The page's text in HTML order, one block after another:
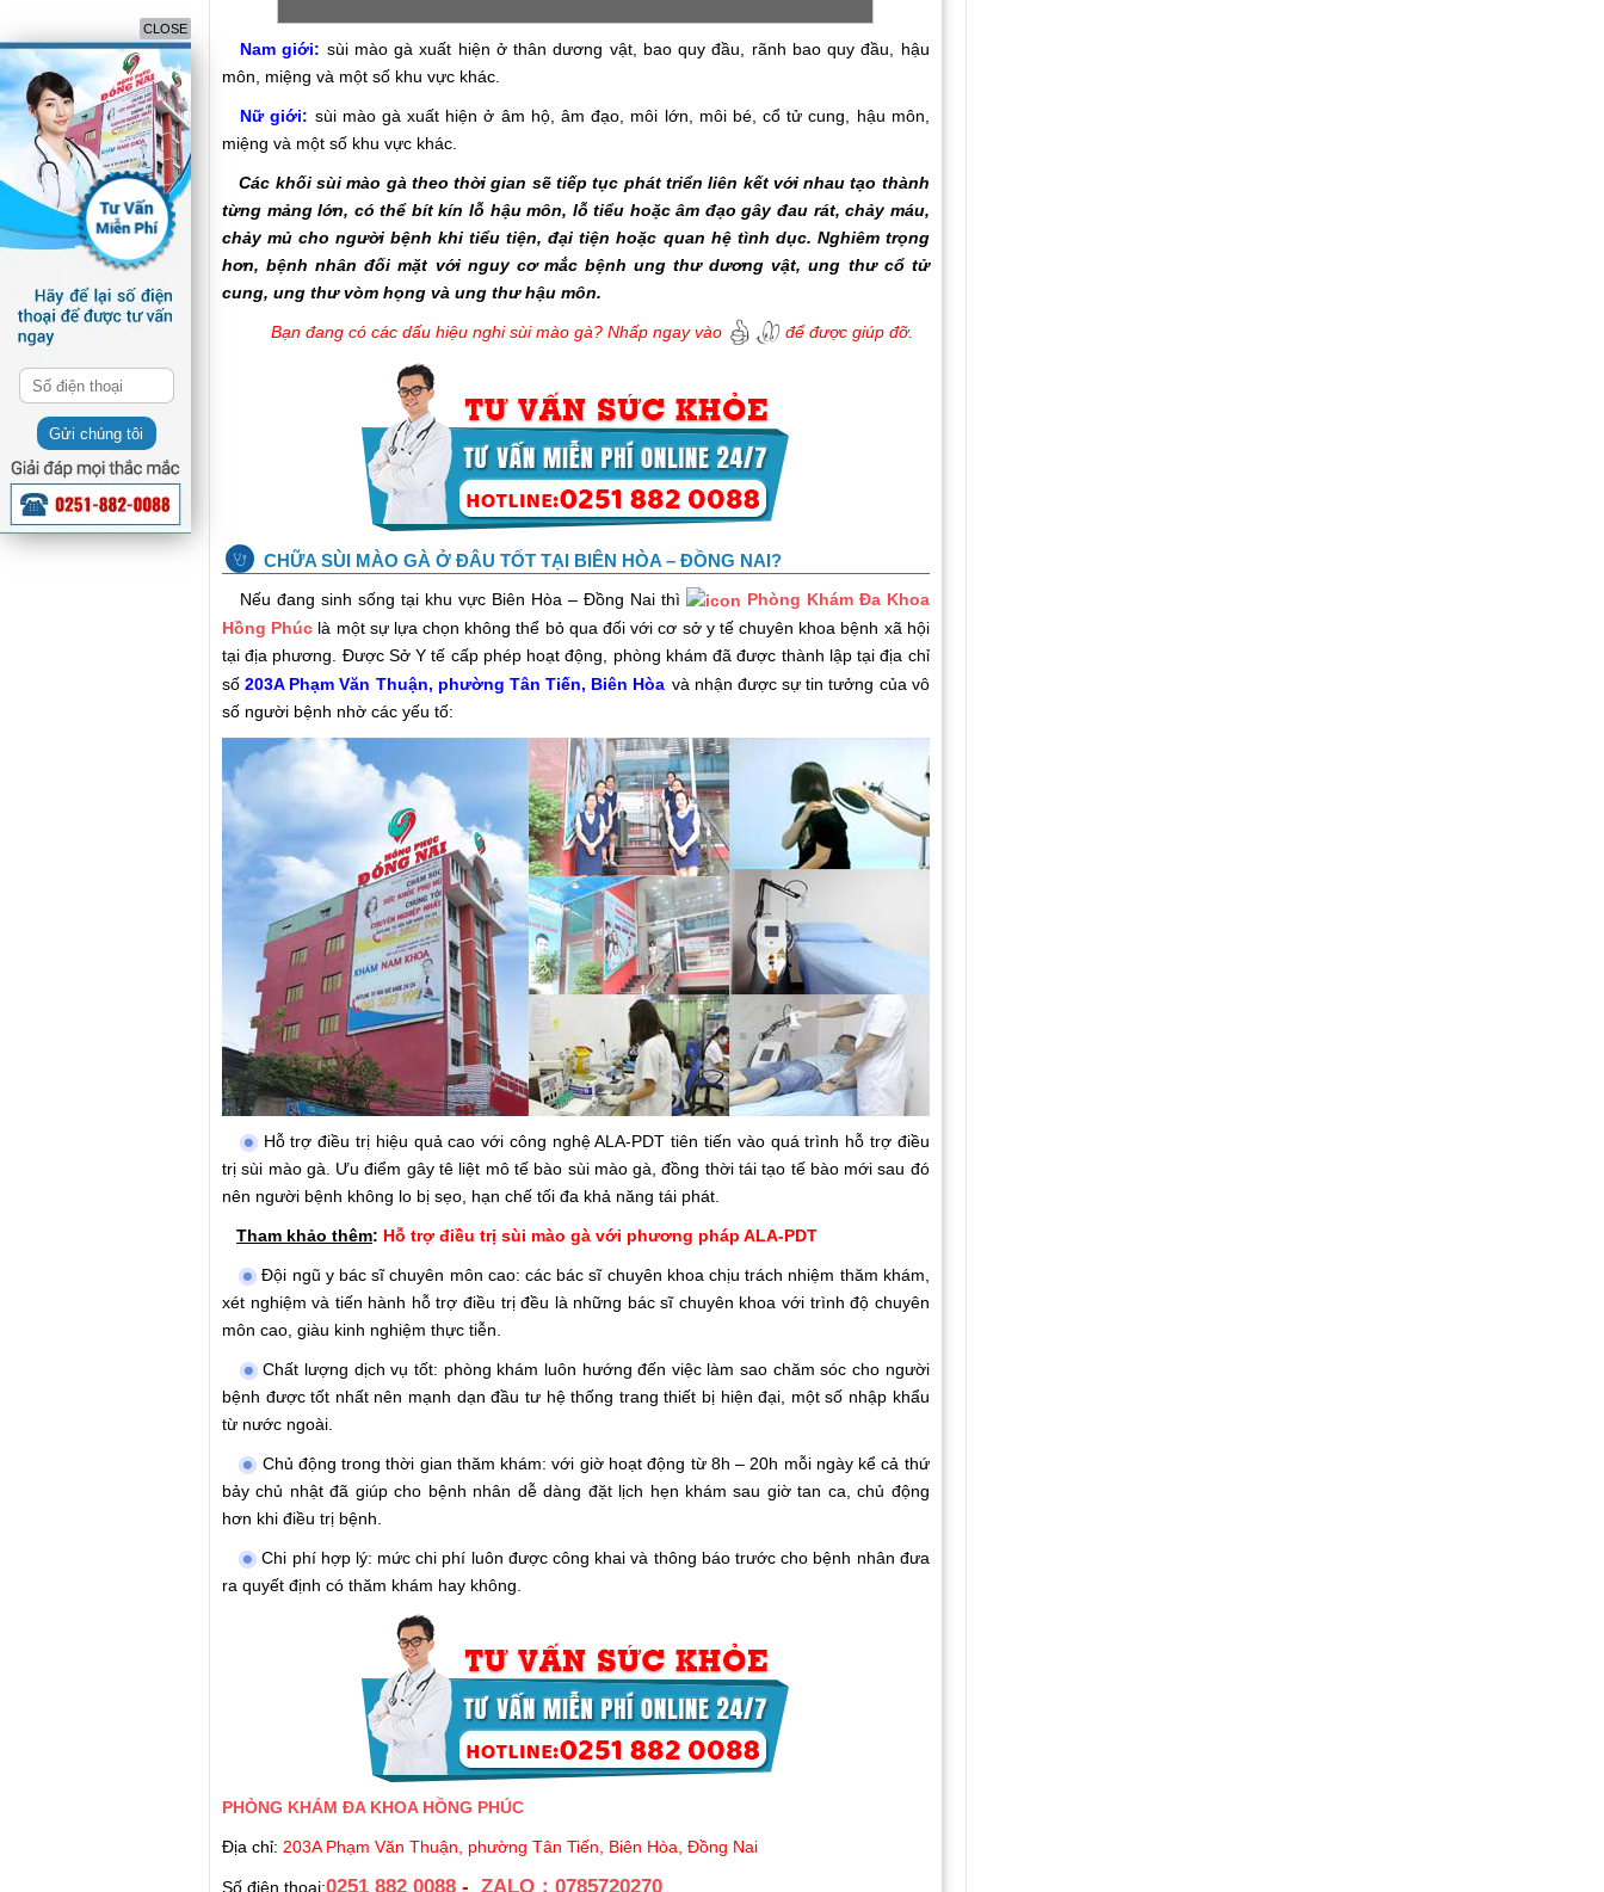
Nam giới: sùi mào gà xuất hiện ở thân dương vật, bao quy đầu, rãnh bao quy đầu, hậu
môn, miệng và một số khu vực khác.
Nữ giới: sùi mào gà xuất hiện ở âm hộ, âm đạo, môi lớn, môi bé, cổ tử cung, hậu môn,
miệng và một số khu vực khác.
Các khối sùi mào gà theo thời gian sẽ tiếp tục phát triển liên kết với nhau tạo thành
từng mảng lớn, có thể bít kín lỗ hậu môn, lỗ tiểu hoặc âm đạo gây đau rát, chảy máu,
chảy mủ cho người bệnh khi tiểu tiện, đại tiện hoặc quan hệ tình dục. Nghiêm trọng
hơn, bệnh nhân đối mặt với nguy cơ mắc bệnh ung thư dương vật, ung thư cổ tử
cung, ung thư vòm họng và ung thư hậu môn.
Bạn đang có các dấu hiệu nghi sùi mào gà? Nhấp ngay vào để được giúp đỡ.
CHỮA SÙI MÀO GÀ Ở ĐÂU TỐT TẠI BIÊN HÒA – ĐỒNG NAI?
Nếu đang sinh sống tại khu vực Biên Hòa – Đồng Nai thì
Phòng Khám Đa Khoa
Hồng Phúc là một sự lựa chọn không thể bỏ qua đối với cơ sở y tế chuyên khoa bệnh xã hội
tại địa phương. Được Sở Y tế cấp phép hoạt động, phòng khám đã được thành lập tại địa chỉ
số203A Phạm Văn Thuận, phường Tân Tiến, Biên Hòa và nhận được sự tin tưởng của vô
số người bệnh nhờ các yếu tố:
Hỗ trợ điều trị hiệu quả cao với công nghệ ALA-PDT tiên tiến vào quá trình hỗ trợ điều
trị sùi mào gà. Ưu điểm gây tê liệt mô tế bào sùi mào gà, đồng thời tái tạo tế bào mới sau đó
nên người bệnh không lo bị sẹo, hạn chế tối đa khả năng tái phát.
Tham khảo thêm: Hỗ trợ điều trị sùi mào gà với phương pháp ALA-PDT
Đội ngũ y bác sĩ chuyên môn cao: các bác sĩ chuyên khoa chịu trách nhiệm thăm khám,
xét nghiệm và tiến hành hỗ trợ điều trị đều là những bác sĩ chuyên khoa với trình độ chuyên
môn cao, giàu kinh nghiệm thực tiễn.
Chất lượng dịch vụ tốt: phòng khám luôn hướng đến việc làm sao chăm sóc cho người
bệnh được tốt nhất nên mạnh dạn đầu tư hệ thống trang thiết bị hiện đại, một số nhập khẩu
từ nước ngoài.
Chủ động trong thời gian thăm khám: với giờ hoạt động từ 8h – 20h mỗi ngày kể cả thứ
bảy chủ nhật đã giúp cho bệnh nhân dễ dàng đặt lịch hẹn khám sau giờ tan ca, chủ động
hơn khi điều trị bệnh.
Chi phí hợp lý: mức chi phí luôn được công khai và thông báo trước cho bệnh nhân đưa
ra quyết định có thăm khám hay không.
PHÒNG KHÁM ĐA KHOA HỒNG PHÚC
Địa chỉ: 203A Phạm Văn Thuận, phường Tân Tiến, Biên Hòa, Đồng Nai
Số điện thoại:0251 882 0088 - ZALO：0785720270
CLOSE
Gửi chúng tôi